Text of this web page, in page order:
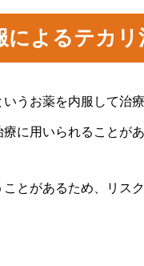
によるテカリ
うお薬を内服して治
に用いられることが
とがあるため、リス